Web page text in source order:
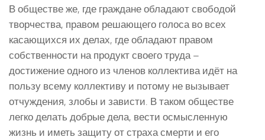
В обществе же, где граждане обладают свободой
творчества, правом решающего голоса во всех
касающихся их делах, где обладают правом
собственности на продукт своего труда –
достижение одного из членов коллектива идёт на
пользу всему коллективу и потому не вызывает
отчуждения, злобы и зависти. В таком обществе
легко делать добрые дела, вести осмысленную
жизнь и иметь защиту от страха смерти и его